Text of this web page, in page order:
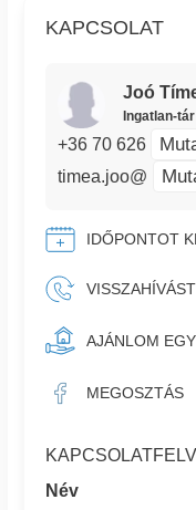
KAPCSOLAT
Joó
Ingatlan-tár
+36 70 626
timea.joo@
IDŐPONTOT
AJÁNLOM
MEGOSZTÁS
Név